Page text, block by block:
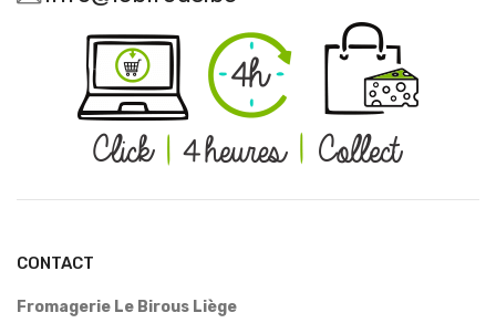
CONTACT
Fromagerie Le Birous Liège